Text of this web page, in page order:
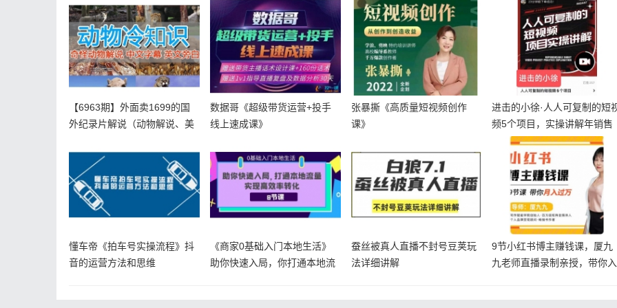
【6963期】外面卖1699的国
外纪录片解说（动物解说、美
数据哥《超级带货运营+投手
线上速成课》
张暴撕《高质量短视频创作
课》
进击的小徐·人人可复制的短
频5个项目，实操讲解年销售
额八位
懂车帝《拍车号实操流程》抖
音的运营方法和思维
《商家0基础入门本地生活》
助你快速入局，你打通本地流
蚕丝被真人直播不封号豆荚玩
法详细讲解
9节小红书博主赚钱课，厦九
九老师直播录制亲授，带你入